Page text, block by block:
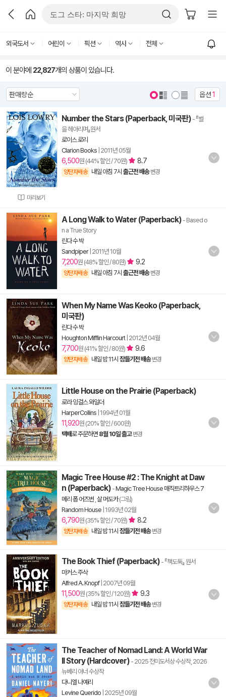
외국도서 어린이 픽션 역사 전체
이 분야에 22,827개의 상품이 있습니다.
옵션1
미리보기
Number the Stars (Paperback, 미국판) - 『별
을 헤아리며』원서
로이스 로리
Clarion Books 2011년 05월
6,500원 (44% 할인 / 70원) 8.7
양탄자배송 내일 아침 7시 출근전 배송 변경
A Long Walk to Water (Paperback) - Based o
n a True Story
린다 수 박
Sandpiper| 2011년 10월
7,200원 (48% 할인 / 80원) 9.2
양탄자배송 내일 아침 7시 출근전 배송 변경
When My Name Was Keoko (Paperback,
미국판)
린다 수 박
Houghton Mifflin Harcourt| 2012년 04월
7,700원 (41% 할인 / 80원) 9.6
양탄자배송 내일 밤 11시 잠들기전 배송 변경
Little House on the Prairie (Paperback)
로라 잉걸스 와일더
HarperCollins 1994년 01월
11,920원 (20% 할인 / 600원)
택배로 주문하면 8월 10일 출고 변경
Magic Tree House #2 : The Knight at Daw
n (Paperback) -Magic Tree House 매직트리하우스 7
메리 폽 어즈번 살 머도카(그림)
Random House 1993년 02월
6,790원 (35% 할인 / 70원) 8.2
양탄자배송 내일 밤 11시 잠들기전 배송 변경
The Book Thief (Paperback) - 『책도둑』 원서
마커스 주삭
Alfred A. Knopf| 2007년 09월
11,500원 (35% 할인 / 120원) 9.3
양탄자배송 내일 밤 11시 잠들기전 배송 변경
The Teacher of Nomad Land: A World War
II Story (Hardcover) - 2025 전미도서상 수상작, 2026
뉴베리 아너 수상작
다니엘 나예리
Levine Querido 2025년 09월